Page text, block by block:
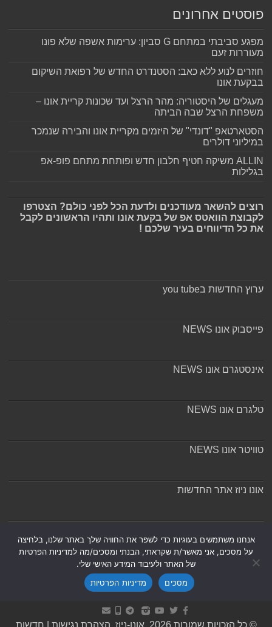
פוסטים אחרונים
מפגע סביבתי במתחם G סביון: ערימות אשפה שלא פונו
מעוררות זעם
חוזרים לנוע ללא כאב: הסטנדרט החדש של רפואת השיקום
בבקעת אונו
מעגלים של היסטוריה: מהר הרצל ועד שכונות קריית אונו –
משפחת הרצל שבה הביתה
הסטארטאפ "דונדי" של היזמים מקריית אונו והבירה שנמכר
במיליוני דולרים
ALLIN משיקה חטיף חלבון חדש ופותחת מתחם פופ-אפ
בגלילות
רוצים להשאר מעודכנים ולדעת הכל לפני כולם? הצטרפו
לקבוצת הוואטס אפ של בקעת אונו ותהיו הראשונים לקבל
את כל הדיווחים בעיר שלכם !
ערוץ החדשות בyou tube
פייסבוק אונו NEWS
אינסטגרם אונו NEWS
טלגרם אונו NEWS
טוויטר אונו NEWS
אונו ניוז אתר החדשות
אנחנו משתמשים בעוגיות כדי לשפר את החוויה שלך באתר שלנו, בלחיצה
על מסכים, אני מאשר/ת שקראתי, הבנתי ומסכים/מה למדיניות הפרטיות
של האתר ולעיבוד המידע האישי שלי.
מסכים
מדיניות הפרטיות